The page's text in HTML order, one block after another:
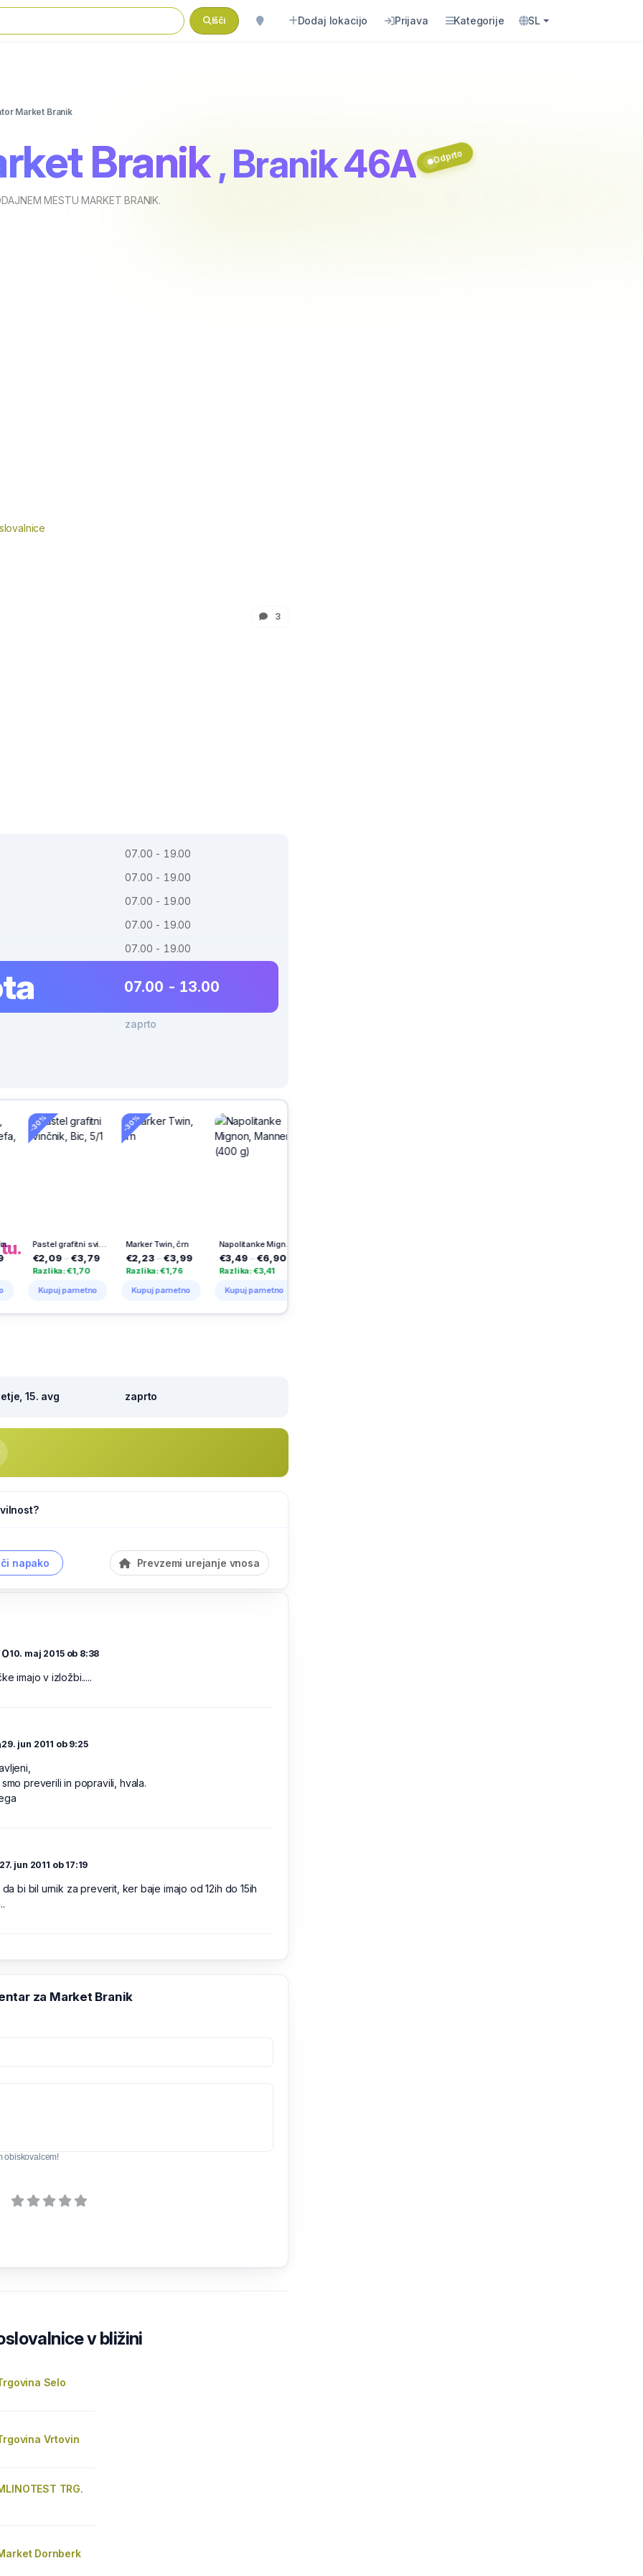
Išči Dodaj lokacijo Prijava Kategorije SL
Market Branik
Branik , Branik 46A
MESTU MARKET BRANIK.
Odprto
3
07.00 - 19.00
07.00 - 19.00
07.00 - 19.00
07.00 - 19.00
07.00 - 19.00
07.00 - 13.00
zaprto
Pastel grafitni svinčnik, Bic, 5/1
– €3,79
€1,70
pametno
-30%
Marker Twin, črn
€2,23 €3,99
Razlika: €1,76
Kupuj pametno
Napolitanke Mignon, Manner (400 g)
€3,49 €6,90
Razlika: €3,41
Kupuj pametno
€11,39
Razlika: €4,10
Kupuj pametno
15. avg zaprto
napako Prevzemi urejanje vnosa
10. maj 2015 ob 8:38
imajo v izložbi.....
29. jun 2011 ob 9:25
preverili in popravili, hvala.
27. jun 2011 ob 17:19
da bi bil urnik za preverit, ker baje imajo od 12ih do 15ih
za Market Branik
obiskovalcem!
v bližini
Selo
Vrtovin
TRG.
Dornberk